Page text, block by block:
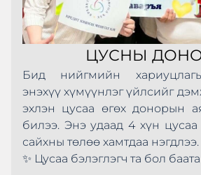
ЦУСНЫ
Бид нийгмийн
энэхүү хүмүүнлэг үйлсийг
эхлэн цусаа өгөх донорын
билээ. Энэ удаад 4 хүн цусаа
сайхны төлөө хамтдаа нэгдлээ.
✨ Цусаа бэлэглэгч та бол